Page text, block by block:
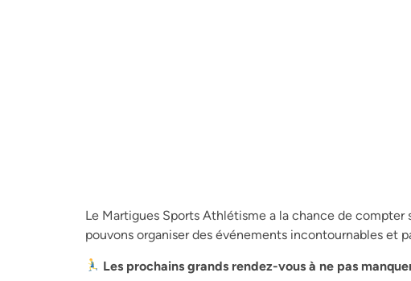
Le Martigues Sports Athlétisme a la chance de compter
pouvons organiser des événements incontournables et
Les prochains grands rendez-vous à ne pas